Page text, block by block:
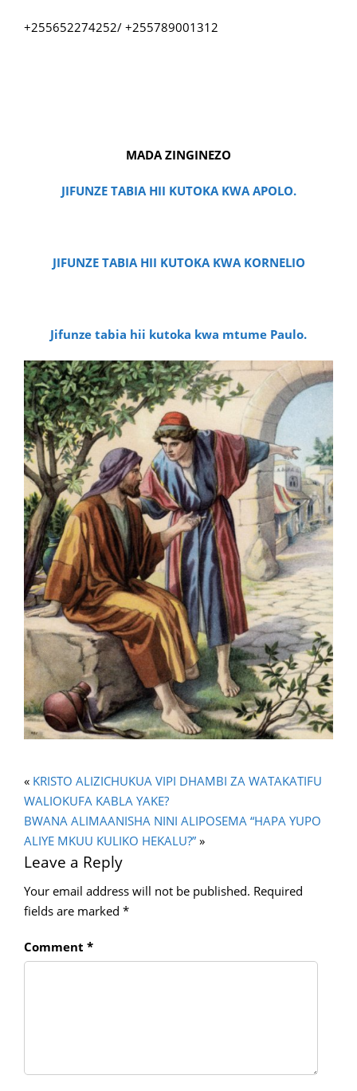
+255652274252/ +255789001312
MADA ZINGINEZO
JIFUNZE TABIA HII KUTOKA KWA APOLO.
JIFUNZE TABIA HII KUTOKA KWA KORNELIO
Jifunze tabia hii kutoka kwa mtume Paulo.
« KRISTO ALIZICHUKUA VIPI DHAMBI ZA WATAKATIFU
WALIOKUFA KABLA YAKE?
BWANA ALIMAANISHA NINI ALIPOSEMA “HAPA YUPO
ALIYE MKUU KULIKO HEKALU?” »
Leave a Reply
Your email address will not be published. Required
fields are marked *
Comment *